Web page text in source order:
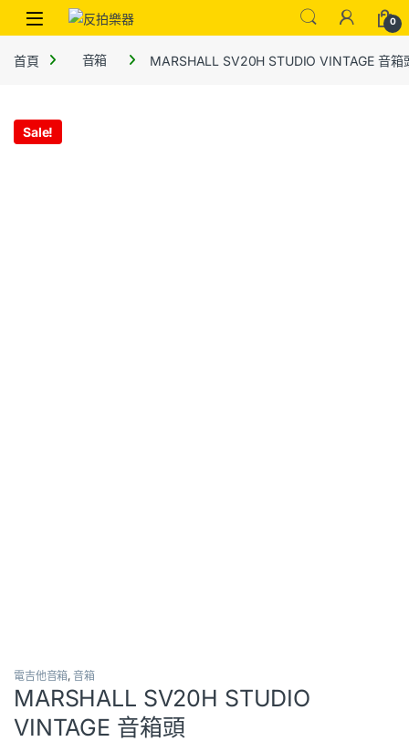
0
首頁 音箱 MARSHALL SV20H STUDIO VINTAGE 音箱
Sale!
電吉他音箱,音箱
MARSHALL SV20H STUDIO
VINTAGE 音箱頭